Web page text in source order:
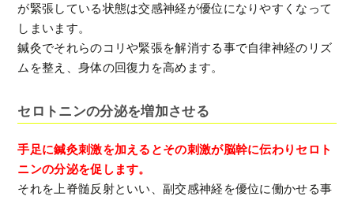
が緊張している状態は交感神経が優位になりやすくなって
しまいます。
鍼灸でそれらのコリや緊張を解消する事で自律神経のリズ
ムを整え、身体の回復力を高めます。
セロトニンの分泌を増加させる
手足に鍼灸刺激を加えるとその刺激が脳幹に伝わりセロト
ニンの分泌を促します。
それを上脊髄反射といい、副交感神経を優位に働かせる事